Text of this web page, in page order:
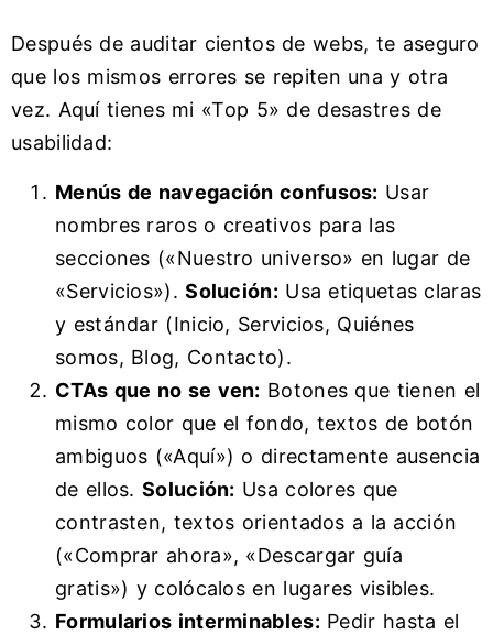
Después de auditar cientos de webs, te aseguro
que los mismos errores se repiten una y otra
vez. Aquí tienes mi «Top 5» de desastres de
usabilidad:
Menús de navegación confusos: Usar
nombres raros o creativos para las
secciones («Nuestro universo» en lugar de
«Servicios»).Solución: Usa etiquetas claras
y estándar (Inicio, Servicios, Quiénes
somos, Blog, Contacto).
CTAs que no se ven: Botones que tienen el
mismo color que el fondo, textos de botón
ambiguos («Aquí») o directamente ausencia
de ellos.Solución: Usa colores que
contrasten, textos orientados a la acción
(«Comprar ahora», «Descargar guía
gratis») y colócalos en lugares visibles.
Formularios interminables: Pedir hasta el